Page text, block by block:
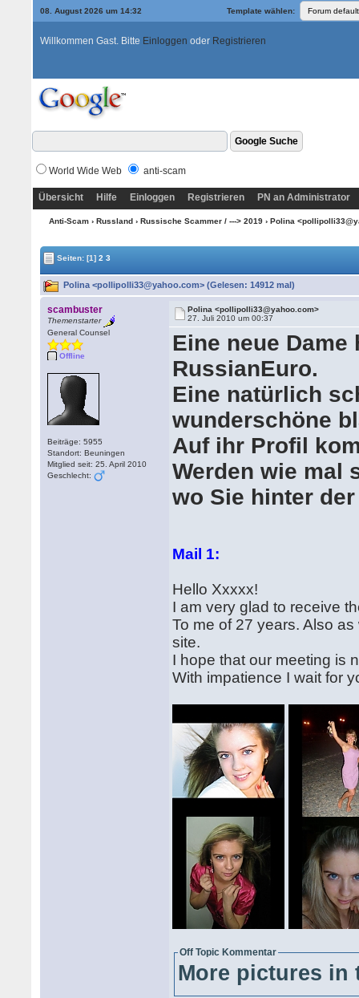
08. August 2026 um 14:32 Template wählen:
Willkommen Gast. Bitte Einloggen oder Registrieren
World Wide Web anti-scam
Übersicht Hilfe Einloggen Registrieren PN an Administrator
Anti-Scam› Russland› Russische Scammer / ---> 2019› Polina
Seiten:[1] 2 3
Polina <pollipolli33@yahoo.com> (Gelesen: 14912 mal)
scambuster
Themenstarter
General Counsel
Offline
Beiträge: 5955
Standort: Beuningen
Mitglied seit: 25. April 2010
Geschlecht:
Polina <pollipolli33@yahoo.com>
27. Juli 2010 um 00:37
Eine neue
RussianEuro.
Eine natürlich
wunderschöne
Auf ihr Profil
Werden wie mal
wo Sie hinter
Mail 1:
Hello Xxxxx!
I am very glad to receive
To me of 27 years. Also
site.
I hope that our meeting is
With impatience I wait for
Off Topic Kommentar
More pictures in